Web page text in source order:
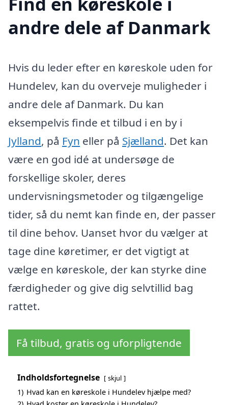
andre dele af Danmark
Hvis du leder efter en køreskole uden for
Hundelev, kan du overveje muligheder i
andre dele af Danmark. Du kan
eksempelvis finde et tilbud i en by i
Jylland, på Fyn eller på Sjælland. Det kan
være en god idé at undersøge de
forskellige skoler, deres
undervisningsmetoder og tilgængelige
tider, så du nemt kan finde en, der passer
til dine behov. Uanset hvor du vælger at
tage dine køretimer, er det vigtigt at
vælge en køreskole, der kan styrke dine
færdigheder og give dig selvtillid bag
rattet.
Få tilbud, gratis og uforpligtende
Indholdsfortegnelse skjul
1) Hvad kan en køreskole i Hundelev hjælpe med?